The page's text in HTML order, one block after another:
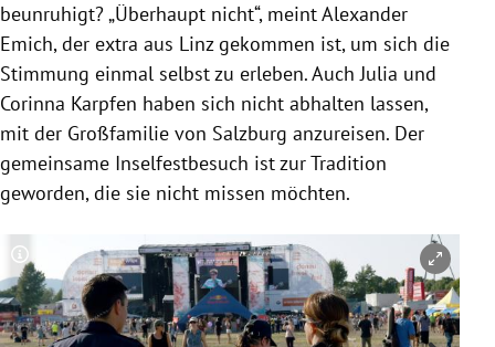
beunruhigt? „Überhaupt nicht“, meintAlexander
Emich, der extra aus Linzgekommen ist, um sich die
Stimmung einmal selbst zu erleben. Auch Julia und
Corinna Karpfen haben sich nicht abhalten lassen,
mit der Großfamilie von Salzburg anzureisen. Der
gemeinsame Inselfestbesuch ist zur Tradition
geworden, die sie nicht missen möchten.
Copyright-Hinweis öffnen/schließen